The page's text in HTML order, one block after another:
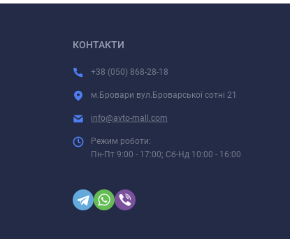
КОНТАКТИ
+38 (050) 868-28-18
м.Бровари вул.Броварської сотні 21
info@avto-mall.com
Режим роботи:
Пн-Пт 9:00 - 17:00; Сб-Нд 10:00 - 16:00